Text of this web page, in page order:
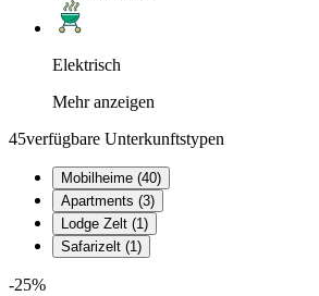
Elektrisch
Mehr anzeigen
45verfügbare Unterkunftstypen
Mobilheime (40)
Apartments (3)
Lodge Zelt (1)
Safarizelt (1)
-25%